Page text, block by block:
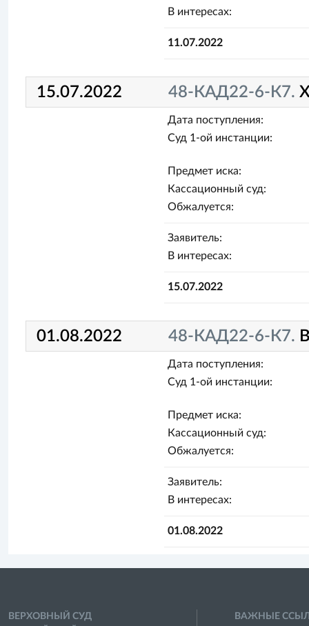
В интересах:
11.07.2022
15.07.2022 48-КАД22-6-К7.
Дата поступления:
Суд 1-ой инстанции:
Предмет иска:
Кассационный суд:
Обжалуется:
Заявитель:
В интересах:
15.07.2022
01.08.2022 48-КАД22-6-К7.
Дата поступления:
Суд 1-ой инстанции:
Предмет иска:
Кассационный суд:
Обжалуется:
Заявитель:
В интересах:
01.08.2022
ВЕРХОВНЫЙ СУД ВАЖНЫЕ